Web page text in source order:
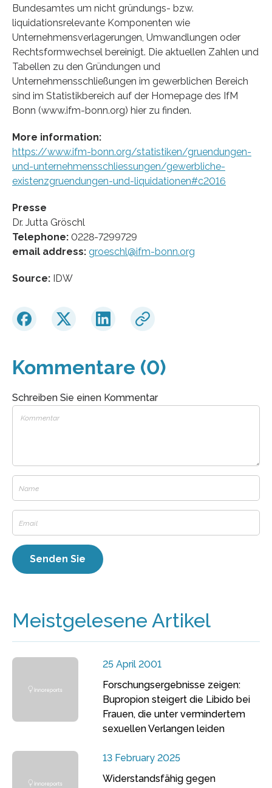
Bundesamtes um nicht gründungs- bzw.
liquidationsrelevante Komponenten wie
Unternehmensverlagerungen, Umwandlungen oder
Rechtsformwechsel bereinigt. Die aktuellen Zahlen und
Tabellen zu den Gründungen und
Unternehmensschließungen im gewerblichen Bereich
sind im Statistikbereich auf der Homepage des IfM
Bonn (www.ifm-bonn.org) hier zu finden.
More information:
https://www.ifm-bonn.org/statistiken/gruendungen-
und-unternehmensschliessungen/gewerbliche-
existenzgruendungen-und-liquidationen#c2016
Presse
Dr. Jutta Gröschl
Telephone: 0228-7299729
email address: groeschl@ifm-bonn.org
Source: IDW
Kommentare (0)
Schreiben Sie einen Kommentar
Meistgelesene Artikel
25 April 2001
Forschungsergebnisse zeigen:
Bupropion steigert die Libido bei
Frauen, die unter vermindertem
sexuellen Verlangen leiden
13 February 2025
Widerstandsfähig gegen